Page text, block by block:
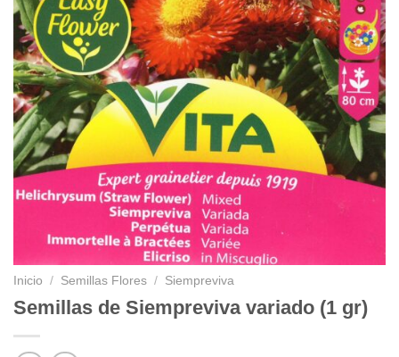
Inicio / Semillas Flores / Siempreviva
Semillas de Siempreviva variado (1 gr)